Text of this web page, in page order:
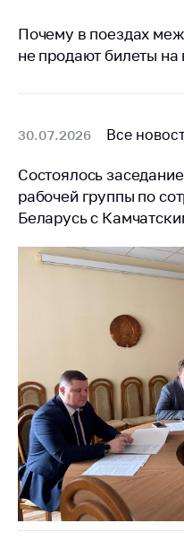
Почему в поездах
не продают билеты на
30.07.2026 Все
Состоялось
рабочей группы по
Беларусь с